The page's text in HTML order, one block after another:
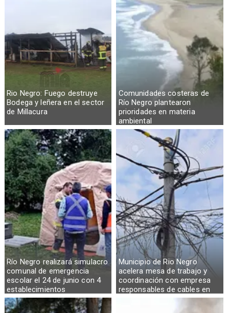
Rio Negro: Fuego destruye
Bodega y leñera en el sector
de Millacura
Comunidades costeras de
Río Negro plantearon
prioridades en materia
ambiental
Río Negro realizará simulacro
comunal de emergencia
escolar el 24 de junio con 4
establecimientos
Municipio de Rio Negro
acelera mesa de trabajo y
coordinación con empresa
responsables de cables en